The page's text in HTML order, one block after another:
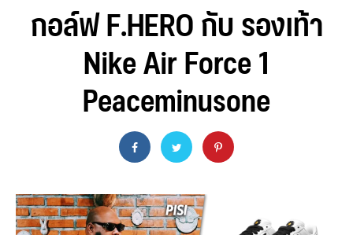
กอล์ฟ F.HERO กับ รองเท้า
Nike Air Force 1
Peaceminusone